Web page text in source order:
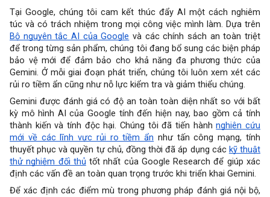
Tại Google, chúng tôi cam kết thúc đẩy AI một cách nghiêm
túc và có trách nhiệm trong mọi công việc mình làm. Dựa trên
Bộ nguyên tắc AI của Google và các chính sách an toàn triệt
để trong từng sản phẩm, chúng tôi đang bổ sung các biện pháp
bảo vệ mới để đảm bảo cho khả năng đa phương thức của
Gemini. Ở mỗi giai đoạn phát triển, chúng tôi luôn xem xét các
rủi ro tiềm ẩn cũng như nỗ lực kiểm tra và giảm thiểu chúng.
Gemini được đánh giá có độ an toàn toàn diện nhất so với bất
kỳ mô hình AI của Google tính đến hiện nay, bao gồm cả tính
thành kiến và tính độc hại. Chúng tôi đã tiến hànhnghiên cứu
mới về các lĩnh vực rủi ro tiềm ẩn như tấn công mạng, tính
thuyết phục và quyền tự chủ, đồng thời đã áp dụng các kỹ thuật
thử nghiệm đối thủ tốt nhất của Google Research để giúp xác
định các vấn đề an toàn quan trọng trước khi triển khai Gemini.
Để xác định các điểm mù trong phương pháp đánh giá nội bộ,